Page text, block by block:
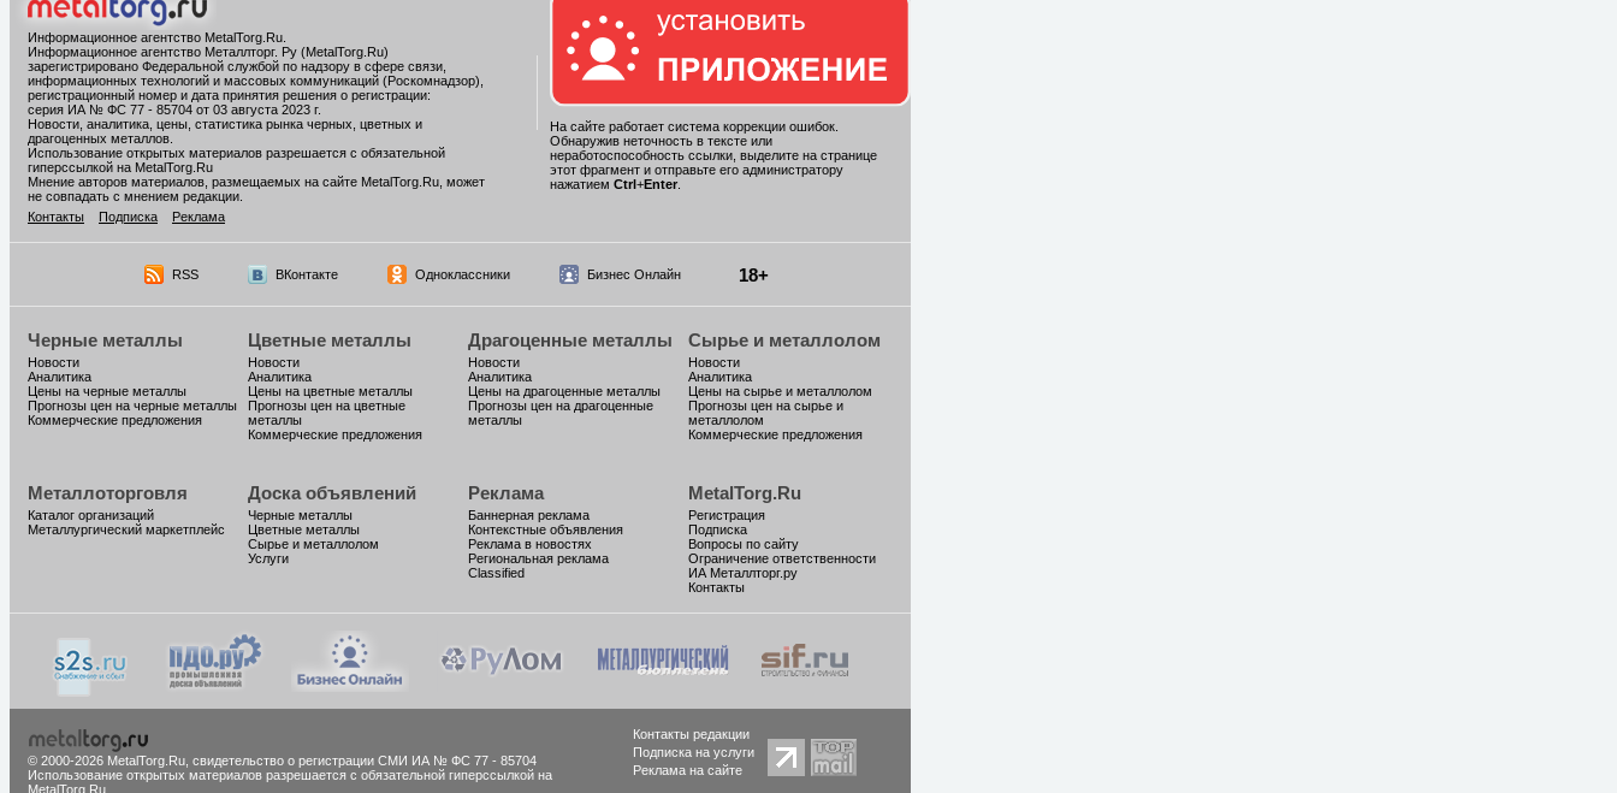
Информационное агентство MetalTorg.Ru
Информационное агентство Металлторг. Ру (MetalTorg.Ru)
зарегистрировано Федеральной службой по надзору в сфере связи,
информационных технологий и массовых коммуникаций (Роскомнадзор),
регистрационный номер и дата принятия решения о регистрации:
серия ИА № ФС 77 - 85704 от 03 августа 2023 г.
Новости, аналитика, цены, статистика рынка черных, цветных и
драгоценных металлов.
Использование открытых материалов разрешается с обязательной
гиперссылкой на MetalTorg.Ru
Мнение авторов материалов, размещаемых на сайте MetalTorg.Ru, может
не совпадать с мнением редакции.
Контакты
Подписка Реклама
На сайте работает система коррекции ошибок.
Обнаружив неточность в тексте или
неработоспособность ссылки, выделите на странице
этот фрагмент и отправьте его администратору
нажатием Ctrl +Enter.
RSS ВКонтакте Одноклассники Бизнес Онлайн 18+
Черные металлы
Новости
Аналитика
Цены на черные металлы
Прогнозы цен на черные металлы
Коммерческие предложения
Цветные металлы
Новости
Аналитика
Цены на цветные металлы
Прогнозы цен на цветные
металлы
Коммерческие предложения
Драгоценные металлы
Новости
Аналитика
Цены на драгоценные металлы
Прогнозы цен на драгоценные
металлы
Сырье и металлолом
Новости
Аналитика
Цены на сырье и металлолом
Прогнозы цен на сырье и
металлолом
Коммерческие предложения
Металлоторговля
Каталог организаций
Металлургический маркетплейс
Доска объявлений
Черные металлы
Цветные металлы
Сырье и металлолом
Услуги
Реклама
Баннерная реклама
Контекстные объявления
Реклама в новостях
Региональная реклама
Classified
MetalTorg.Ru
Регистрация
Подписка
Вопросы по сайту
Ограничение ответственности
ИА Металлторг.ру
Контакты
© 2000-2026 MetalTorg.Ru, cвидетельство о регистрации СМИ ИА № ФС 77 - 85704
Использование открытых материалов разрешается с обязательной гиперссылкой на
MetalTorg.Ru
Контакты редакции
Подписка на услуги
Реклама на сайте